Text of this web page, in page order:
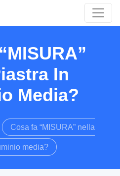
In
Media?
Cosa fa “MISURA” nella
media?